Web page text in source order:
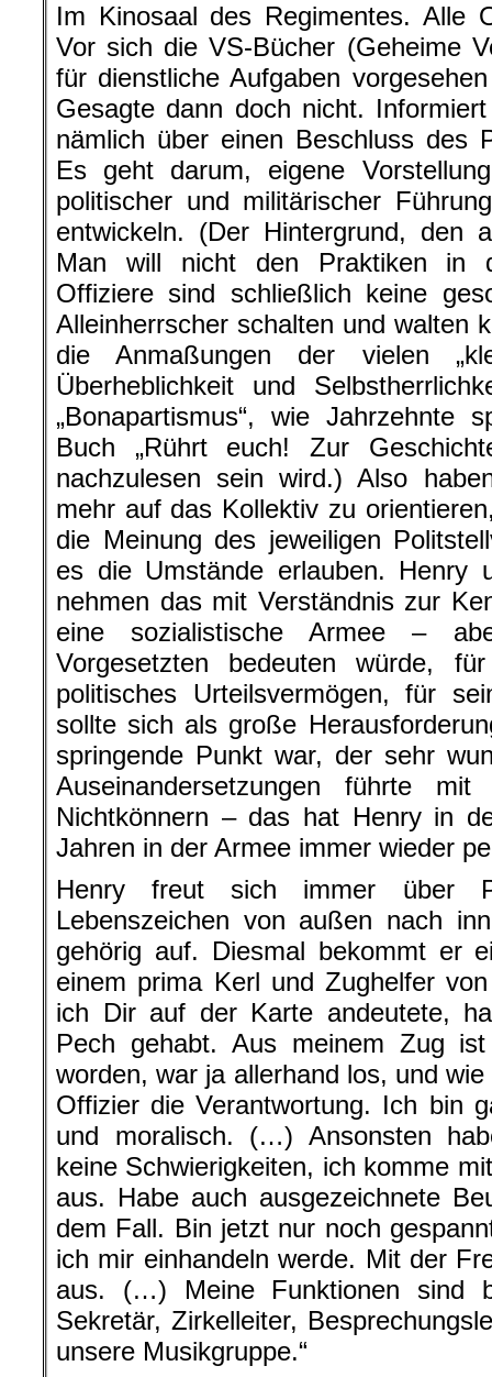
Im Kinosaal des Regimentes. Alle
Vor sich die VS-Bücher (Geheime
für dienstliche Aufgaben
Gesagte dann doch nicht.
nämlich über einen Beschluss des
Es geht darum, eigene
politischer und militärischer
entwickeln. (Der Hintergrund, den
Man will nicht den Praktiken in
Offiziere sind schließlich keine
Alleinherrscher schalten und walten
die Anmaßungen der vielen
Überheblichkeit und
„Bonapartismus“, wie Jahrzehnte
Buch „Rührt euch! Zur
nachzulesen sein wird.) Also
mehr auf das Kollektiv zu
die Meinung des jeweiligen
es die Umstände erlauben. Henry
nehmen das mit Verständnis zur
eine sozialistische Armee –
Vorgesetzten bedeuten würde,
politisches Urteilsvermögen, für
sollte sich als große
springende Punkt war, der sehr
Auseinandersetzungen führte
Nichtkönnern – das hat Henry in
Jahren in der Armee immer wieder
Henry freut sich immer über
Lebenszeichen von außen nach
gehörig auf. Diesmal bekommt er
einem prima Kerl und Zughelfer
ich Dir auf der Karte andeutete,
Pech gehabt. Aus meinem Zug
worden, war ja allerhand los, und
Offizier die Verantwortung. Ich bin
und moralisch. (…) Ansonsten
keine Schwierigkeiten, ich komme
aus. Habe auch ausgezeichnete
dem Fall. Bin jetzt nur noch
ich mir einhandeln werde. Mit der
aus. (…) Meine Funktionen sind
Sekretär, Zirkelleiter,
unsere Musikgruppe.“